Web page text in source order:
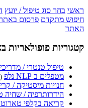
ראשי בחר סוג טיפול / יועץ
חיפוש מתקדם פרסום
האתר
קטגוריות פופולאריות
טיפול טנטרי /
מטפלים ב NLP נלפ (41723 גולשים ביממה האחרונה)
חנויות מיסטיקה /
הידרותרפיה / שחיה
קריאה בקלפי